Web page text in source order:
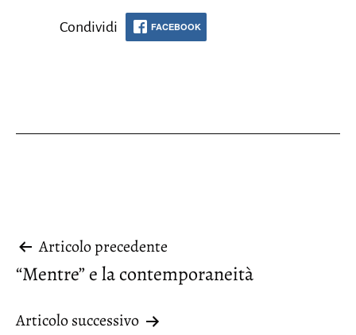
Condividi FACEBOOK
Navigazione
articoli
Articolo precedente
“Mentre” e la contemporaneità
Articolo successivo